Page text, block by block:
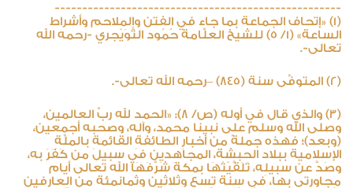
----------------------------------------------------
(1) «إتحاف الجماعة بما جاء في الفتن والملاحم وأشراط
الساعة» (1/ 5) للشيخ العلَّامة حُمُود التُّوَيْجري -رحمه الله
تعالى-.
(2) المتوفَّى سنة (845) –رحمه الله تعالى-.
(3) والذي قال في أوله (ص/ 8): «الحمد لله ربِّ العالمين،
وصلى الله وسلم على نبينا محمد، وآله، وصحبه أجمعين،
(وبعد)؛ فهذه جملةٌ مِن أخبارِ الطائفةِ القائمةِ بالملَّةِ
الإسلامية ببلاد الحبشة، المجاهدين في سبيل من كَفَرَ به،
وصَدَّ عن سبيلِه، تَلَقَّيْتُهَا بمكةَ شَرَّفَهَا الله تعالى أيام
مجاورتي بها، في سنة تسعٍ وثلاثين وثمانمئة من العارفين